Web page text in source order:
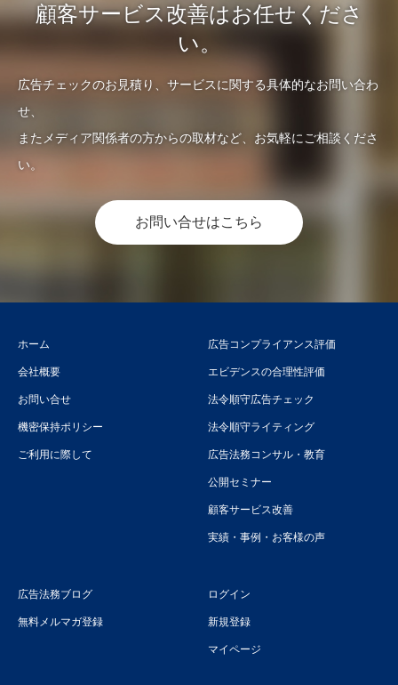
顧客サービス改善はお任せくださ
い。
広告チェックのお見積り、サービスに関する具体的なお問い合わ
せ、
またメディア関係者の方からの取材など、お気軽にご相談くださ
い。
お問い合せはこちら
ホーム
会社概要
お問い合せ
機密保持ポリシー
ご利用に際して
広告コンプライアンス評価
エビデンスの合理性評価
法令順守広告チェック
法令順守ライティング
広告法務コンサル・教育
公開セミナー
顧客サービス改善
実績・事例・お客様の声
広告法務ブログ
無料メルマガ登録
ログイン
新規登録
マイページ